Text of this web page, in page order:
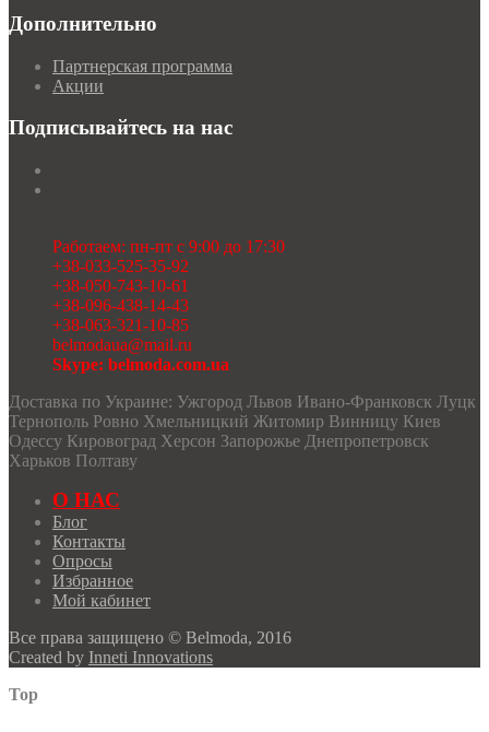
Дополнительно
Партнерская программа
Акции
Подписывайтесь на нас
Работаем: пн-пт с 9:00 до 17:30
+38-033-525-35-92
+38-050-743-10-61
+38-096-438-14-43
+38-063-321-10-85
belmodaua@mail.ru
Skype: belmoda.com.ua
Доставка по Украине: Ужгород Львов Ивано-Франковск Луцк
Тернополь Ровно Хмельницкий Житомир Винницу Киев
Одессу Кировоград Херсон Запорожье Днепропетровск
Харьков Полтаву
О НАС
Блог
Контакты
Опросы
Избранное
Мой кабинет
Все права защищено © Belmoda, 2016
Created by Inneti Innovations
Top